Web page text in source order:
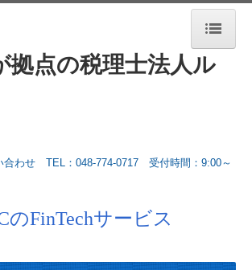
のFinTechサービス